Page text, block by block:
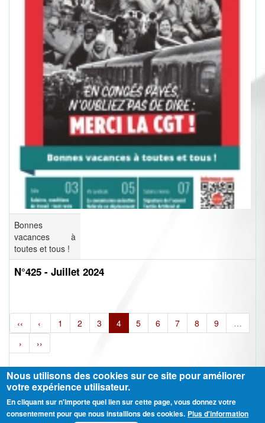
Bonnes
vacances à
toutes et tous !
N°425 - Juillet 2024
‹‹ ‹ 1 2 3 4 5 6 7 8 9
…
›
››
Ⓒ CGT Fédération THCB - Tous les droits réservés - Mentions légales
Nous utilisons des cookies sur ce site pour améliorer
votre expérience utilisateur.
En cliquant sur n'importe quel lien sur cette page, vous donnez votre
consentement pour que nous installions des cookies. Plus d'information